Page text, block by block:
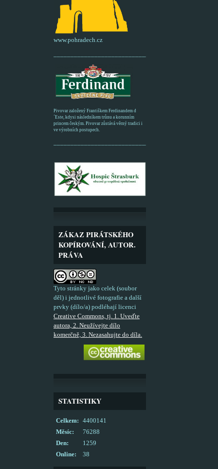
www.pohradech.cz
Pivovar založený Františkem Ferdinandem d
´Este, kdysi následníkem trůnu a korunním
princem českým. Pivovar zůstává věrný tradici i
ve výrobních postupech.
ZÁKAZ PIRÁTSKÉHO
KOPÍROVÁNÍ, AUTOR.
PRÁVA
Tyto stránky jako celek (soubor
děl) i jednotlivé fotografie a další
prvky (dílo/a) podléhají licenci
Creative Commons, tj. 1. Uveďte
autora, 2. Neužívejte dílo
komerčně, 3. Nezasahujte do díla.
STATISTIKY
Online: 38
Celkem:
4400141
Měsíc:
76288
Den:
1259